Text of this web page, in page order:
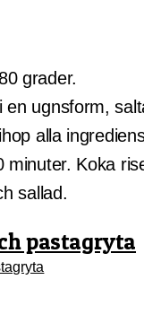
grader.
en ugnsform,
alla
minuter. Koka
sallad.
pastagryta